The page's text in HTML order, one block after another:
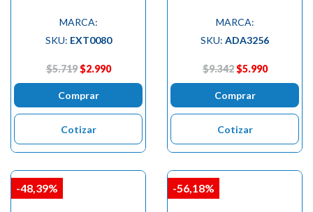
MARCA:
SKU: EXT0080
$5.719 $2.990
Comprar
Cotizar
MARCA:
SKU: ADA3256
$9.342 $5.990
Comprar
Cotizar
-48,39% -56,18%